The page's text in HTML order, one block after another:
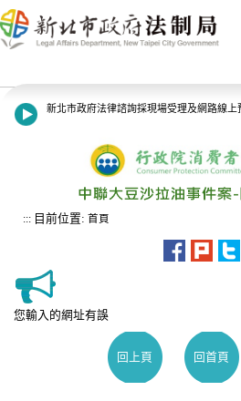
進入內容區塊
新北市政府法律諮詢採現場受理及網路線
::: 目前位置: 首頁
您輸入的網址有誤
回上頁 回首頁